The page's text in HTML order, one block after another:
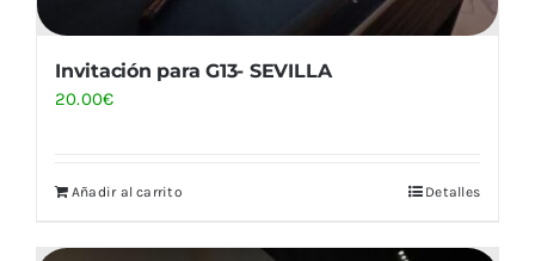
Invitación para G13- SEVILLA
20.00€
Añadir al carrito Detalles